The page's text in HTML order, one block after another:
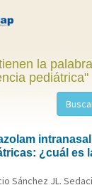
la
pediátrica"
intranasal
¿cuál es
Sánchez JL.